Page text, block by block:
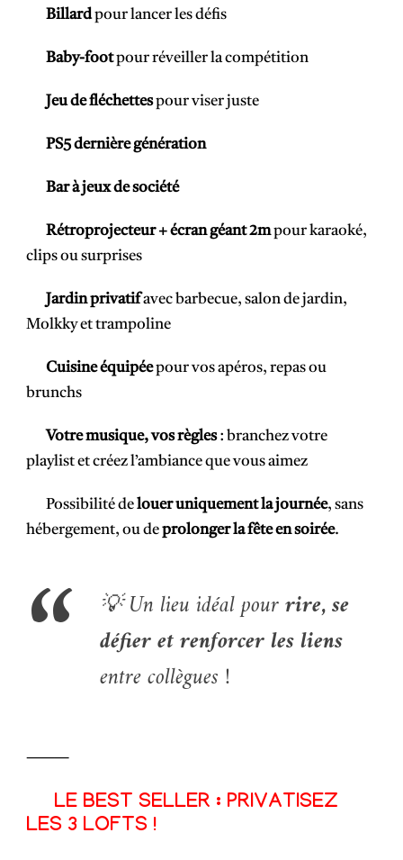
Billardpour lancer les défis
Baby-footpour réveiller la compétition
Jeu de fléchettespour viser juste
PS5 dernière génération
Bar à jeux de société
Rétroprojecteur + écran géant 2mpour karaoké,
clips ou surprises
Jardin privatifavec barbecue, salon de jardin,
Molkky et trampoline
Cuisine équipéepour vos apéros, repas ou
brunchs
Votre musique, vos règles: branchez votre
playlist et créez l’ambiance que vous aimez
Possibilité delouer uniquement la journée, sans
hébergement, ou deprolonger la fête en soirée.
💡 Un lieu idéal pourrire, se
défier et renforcer les liens
entre collègues !
⸻
LE BEST SELLER : PRIVATISEZ
LES 3 LOFTS !